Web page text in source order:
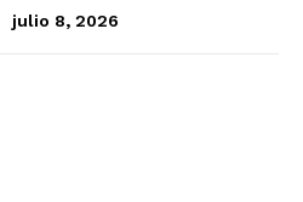
julio 8, 2026